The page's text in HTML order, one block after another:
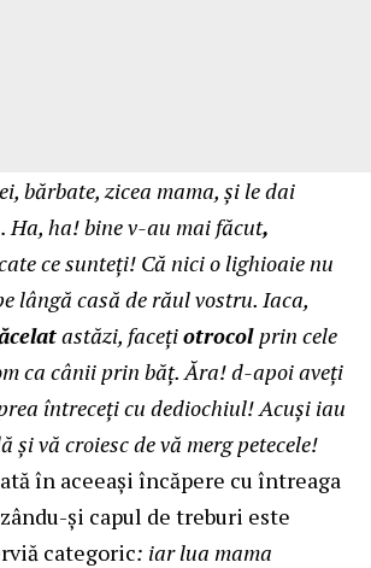
bărbate, zicea mama, şi le dai
ha! bine v-au mai făcut,
ce sunteţi! Că nici o lighioaie nu
lângă casă de răul vostru. Iaca,
astăzi, faceţiotrocol prin cele
ca cânii prin băţ. Ăra! d-apoi aveţi
întreceţi cu dediochiul! Acuşi iau
şi vă croiesc de vă merg petecele!
în aceeași încăpere cu întreaga
și capul de treburi este
categoric: iar lua mama